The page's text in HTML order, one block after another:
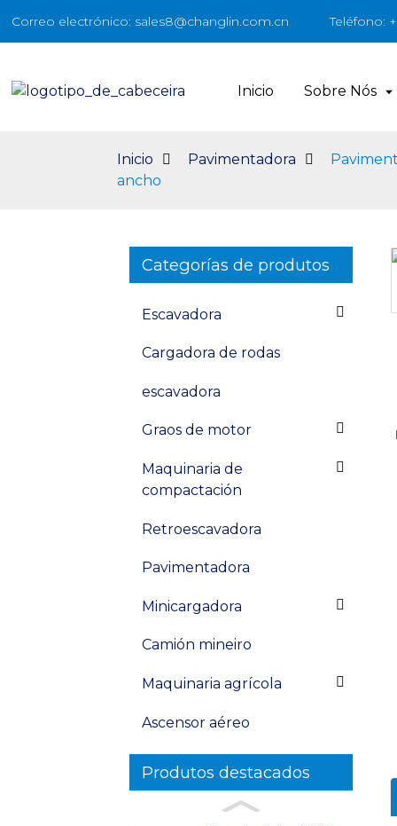
Correo electrónico: sales8@changlin.com.cn Teléfono:
Inicio Sobre Nós
Inicio Pavimentadora
ancho
Categorías de produtos
Escavadora
Cargadora de rodas
escavadora
Graos de motor
Maquinaria de
compactación
Retroescavadora
Pavimentadora
Minicargadora
Camión mineiro
Maquinaria agrícola
Ascensor aéreo
Produtos destacados
Loading...
Loading...